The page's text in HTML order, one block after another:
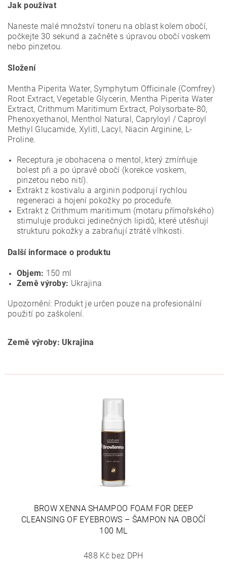
Jak používat
Naneste malé množství toneru na oblast kolem obočí,
počkejte 30 sekund a začněte s úpravou obočí voskem
nebo pinzetou.
Složení
Mentha Piperita Water, Symphytum Officinale (Comfrey)
Root Extract, Vegetable Glycerin, Mentha Piperita Water
Extract, Crithmum Maritimum Extract, Polysorbate-80,
Phenoxyethanol, Menthol Natural, Capryloyl / Caproyl
Methyl Glucamide, Xylitl, Lacyl, Niacin Arginine, L-
Proline.
Receptura je obohacena o mentol, který zmírňuje
bolest při a po úpravě obočí (korekce voskem,
pinzetou nebo nití).
Extrakt z kostivalu a arginin podporují rychlou
regeneraci a hojení pokožky po proceduře.
Extrakt z Crithmum maritimum (motaru přímořského)
stimuluje produkci jedinečných lipidů, které utěsňují
strukturu pokožky a zabraňují ztrátě vlhkosti.
Další informace o produktu
Objem: 150 ml
Země výroby: Ukrajina
Upozornění: Produkt je určen pouze na profesionální
použití po zaškolení.
Země výroby: Ukrajina
BROW XENNA SHAMPOO FOAM FOR DEEP
CLEANSING OF EYEBROWS – ŠAMPON NA OBOČÍ
100 ML
488 Kč bez DPH